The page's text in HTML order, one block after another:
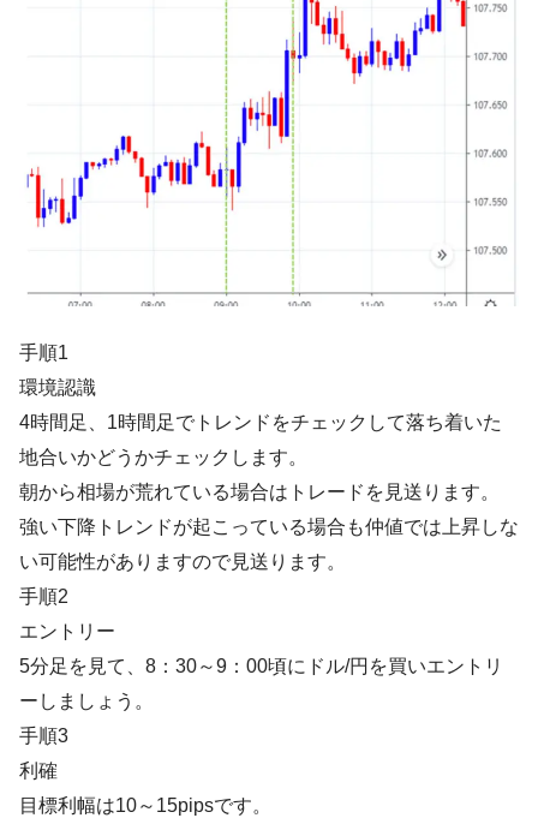
手順1
環境認識
4時間足、1時間足でトレンドをチェックして落ち着いた
地合いかどうかチェックします。
朝から相場が荒れている場合はトレードを見送ります。
強い下降トレンドが起こっている場合も仲値では上昇しな
い可能性がありますので見送ります。
手順2
エントリー
5分足を見て、8：30～9：00頃にドル/円を買いエントリ
ーしましょう。
手順3
利確
目標利幅は10～15pipsです。